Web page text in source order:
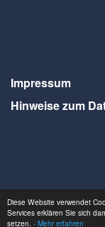
Diese Website verwendet
Services erklären Sie sich
setzen. - Mehr erfahren
Impressum
Hinweise zum